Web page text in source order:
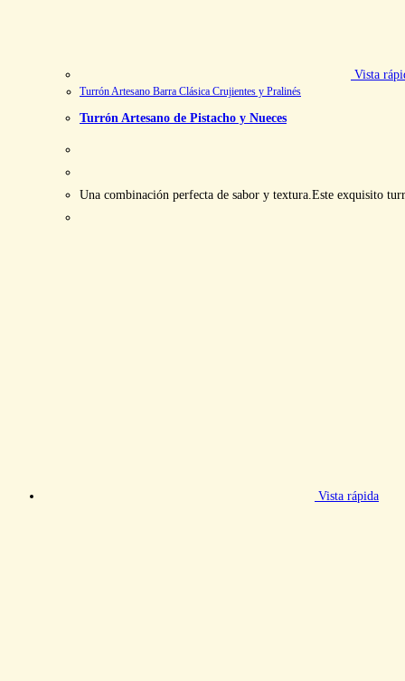
Vista
Turrón Artesano Barra Clásica Crujientes y Pralinés
Turrón Artesano de Pistacho y Nueces
Una combinación perfecta de sabor y textura.Este exquisito
Vista rápida